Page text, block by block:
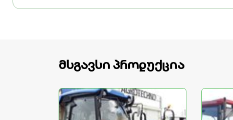
მსგავსი პროდუქცია